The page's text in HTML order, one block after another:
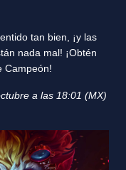
tan bien, ¡y las
nada mal! ¡Obtén
Campeón!
a las 18:01 (MX)